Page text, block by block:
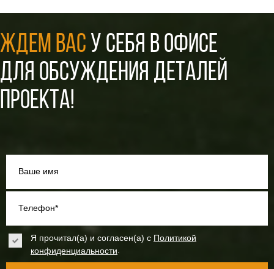
ЖДЕМ ВАС У СЕБЯ В ОФИСЕ
ДЛЯ ОБСУЖДЕНИЯ ДЕТАЛЕЙ
ПРОЕКТА!
Ваше имя
Телефон*
Я прочитал(а) и согласен(а) с Политикой
конфиденциальности